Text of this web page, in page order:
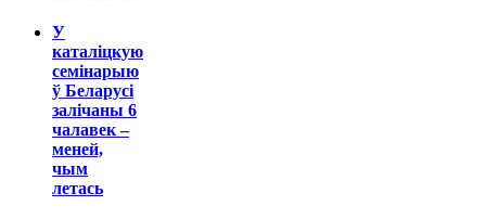
У
каталіцкую
семінарыю
ў Беларусі
залічаны 6
чалавек –
меней,
чым
летась